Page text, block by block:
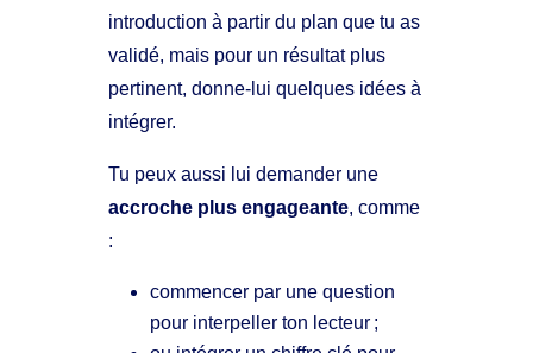
introduction à partir du plan que tu as
validé, mais pour un résultat plus
pertinent, donne-lui quelques idées à
intégrer.
Tu peux aussi lui demander une
accroche plus engageante, comme
:
commencer par une question
pour interpeller ton lecteur ;